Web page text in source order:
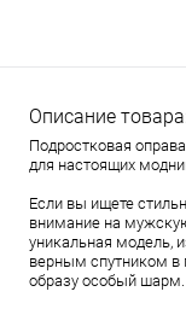
Описание
Подростковая
для настоящих
Если вы ищете
внимание на
уникальная модель,
верным спутником в
образу особый шарм.